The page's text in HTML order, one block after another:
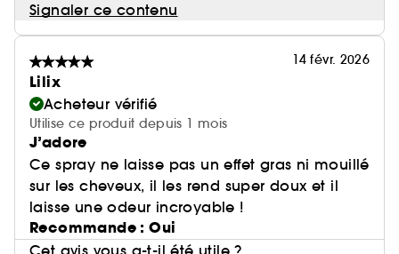
Signaler ce contenu
14 févr. 2026
Lilix
Acheteur vérifié
Utilise ce produit depuis 1 mois
J’adore
Ce spray ne laisse pas un effet gras ni mouillé
sur les cheveux, il les rend super doux et il
laisse une odeur incroyable !
Recommande : Oui
Cet avis vous a-t-il été utile ?